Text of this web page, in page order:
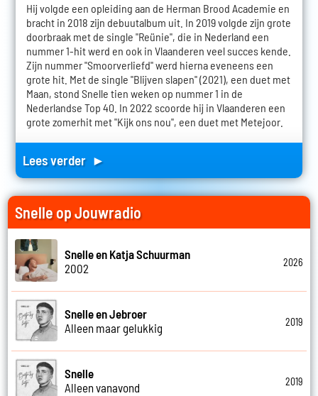
Hij volgde een opleiding aan de Herman Brood Academie en
bracht in 2018 zijn debuutalbum uit. In 2019 volgde zijn grote
doorbraak met de single "Reünie", die in Nederland een
nummer 1-hit werd en ook in Vlaanderen veel succes kende.
Zijn nummer "Smoorverliefd" werd hierna eveneens een
grote hit. Met de single "Blijven slapen" (2021), een duet met
Maan, stond Snelle tien weken op nummer 1 in de
Nederlandse Top 40. In 2022 scoorde hij in Vlaanderen een
grote zomerhit met "Kijk ons nou", een duet met Metejoor.
Lees verder ►
Snelle op Jouwradio
Snelle en Katja Schuurman
2002
2026
Snelle en Jebroer
Alleen maar gelukkig
2019
Snelle
Alleen vanavond
2019